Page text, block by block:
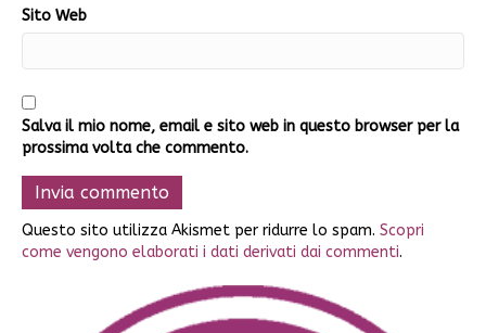
Sito Web
Salva il mio nome, email e sito web in questo browser per la
prossima volta che commento.
Questo sito utilizza Akismet per ridurre lo spam. Scopri
come vengono elaborati i dati derivati dai commenti.